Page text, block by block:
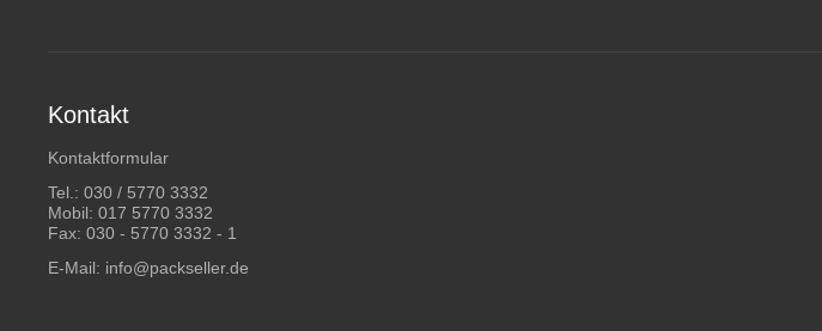
Kontakt
Kontaktformular
Tel.: 030 / 5770 3332
Mobil: 017 5770 3332
Fax: 030 - 5770 3332 - 1
E-Mail: info@packseller.de